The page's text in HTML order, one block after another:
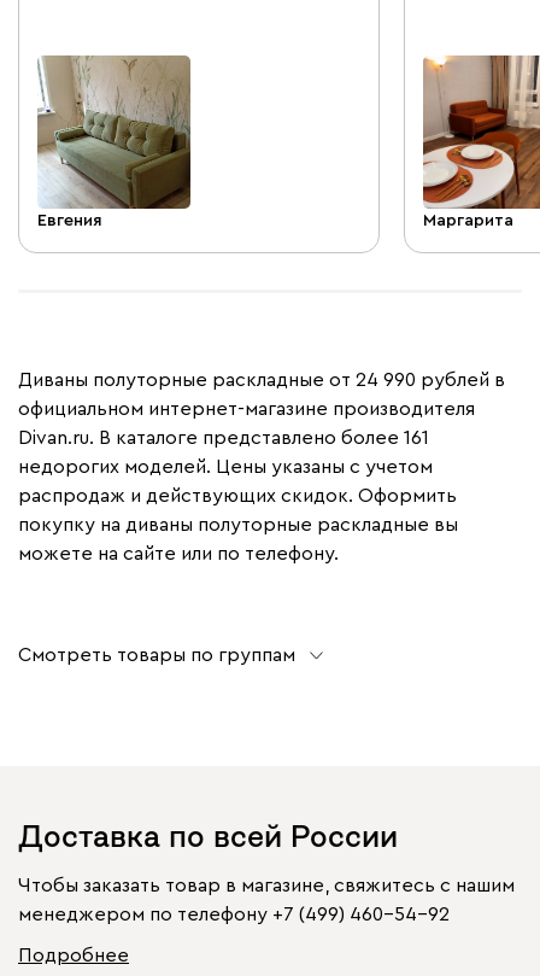
Евгения
хорошо
ремонтом и
очень, очень
Маргарита
Диваны полуторные раскладные от 24 990 рублей в
официальном интернет-магазине производителя
Divan.ru. В каталоге представлено более 161
недорогих моделей. Цены указаны с учетом
распродаж и действующих скидок. Оформить
покупку на диваны полуторные раскладные вы
можете на сайте или по телефону.
Смотреть товары по группам
Доставка по всей России
Чтобы заказать товар в магазине, свяжитесь с нашим
менеджером по телефону +7 (499) 460-54-92
Подробнее